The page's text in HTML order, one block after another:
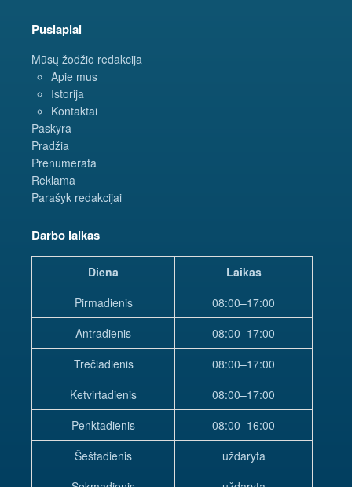
Puslapiai
Mūsų žodžio redakcija
Apie mus
Istorija
Kontaktai
Paskyra
Pradžia
Prenumerata
Reklama
Parašyk redakcijai
Darbo laikas
Diena
Laikas
Pirmadienis
08:00–17:00
Antradienis
08:00–17:00
Trečiadienis
08:00–17:00
Ketvirtadienis
08:00–17:00
Penktadienis
08:00–16:00
Šeštadienis
uždaryta